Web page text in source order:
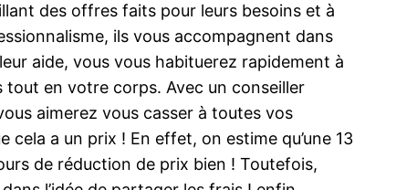
des offres faits pour leurs besoins et à
ils vous accompagnent dans
aide, vous vous habituerez rapidement à
en votre corps. Avec un conseiller
aimerez vous casser à toutes vos
a un prix ! En effet, on estime qu’une 13
de réduction de prix bien ! Toutefois,